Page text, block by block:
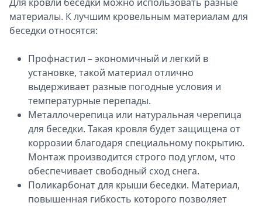
материалы. К лучшим кровельным материалам для
беседки относятся:
Профнастил – экономичный и легкий в
установке, такой материал отлично
выдерживает разные погодные условия и
температурные перепады.
Металлочерепица или натуральная черепица
для беседки. Такая кровля будет защищена от
коррозии благодаря специальному покрытию.
Монтаж производится строго под углом, что
обеспечивает свободный сход снега.
Поликарбонат для крыши беседки. Материал,
повышенная гибкость которого позволяет